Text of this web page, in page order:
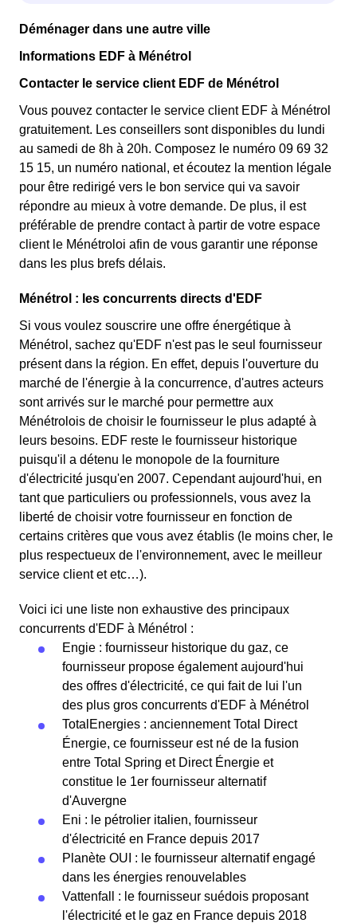
Déménager dans une autre ville
Informations EDF à Ménétrol
Contacter le service client EDF de Ménétrol
Vous pouvez contacter le service client EDF à Ménétrol
gratuitement. Les conseillers sont disponibles du lundi
au samedi de 8h à 20h. Composez le numéro 09 69 32
15 15, un numéro national, et écoutez la mention légale
pour être redirigé vers le bon service qui va savoir
répondre au mieux à votre demande. De plus, il est
préférable de prendre contact à partir de votre espace
client le Ménétroloi afin de vous garantir une réponse
dans les plus brefs délais.
Ménétrol : les concurrents directs d'EDF
Si vous voulez souscrire une offre énergétique à
Ménétrol, sachez qu'EDF n'est pas le seul fournisseur
présent dans la région. En effet, depuis l'ouverture du
marché de l'énergie à la concurrence, d'autres acteurs
sont arrivés sur le marché pour permettre aux
Ménétrolois de choisir le fournisseur le plus adapté à
leurs besoins. EDF reste le fournisseur historique
puisqu'il a détenu le monopole de la fourniture
d'électricité jusqu'en 2007. Cependant aujourd'hui, en
tant que particuliers ou professionnels, vous avez la
liberté de choisir votre fournisseur en fonction de
certains critères que vous avez établis (le moins cher, le
plus respectueux de l'environnement, avec le meilleur
service client et etc…).
Voici ici une liste non exhaustive des principaux
concurrents d'EDF à Ménétrol :
Engie : fournisseur historique du gaz, ce
fournisseur propose également aujourd'hui
des offres d'électricité, ce qui fait de lui l'un
des plus gros concurrents d'EDF à Ménétrol
TotalEnergies : anciennement Total Direct
Énergie, ce fournisseur est né de la fusion
entre Total Spring et Direct Énergie et
constitue le 1er fournisseur alternatif
d'Auvergne
Eni : le pétrolier italien, fournisseur
d'électricité en France depuis 2017
Planète OUI : le fournisseur alternatif engagé
dans les énergies renouvelables
Vattenfall : le fournisseur suédois proposant
l'électricité et le gaz en France depuis 2018